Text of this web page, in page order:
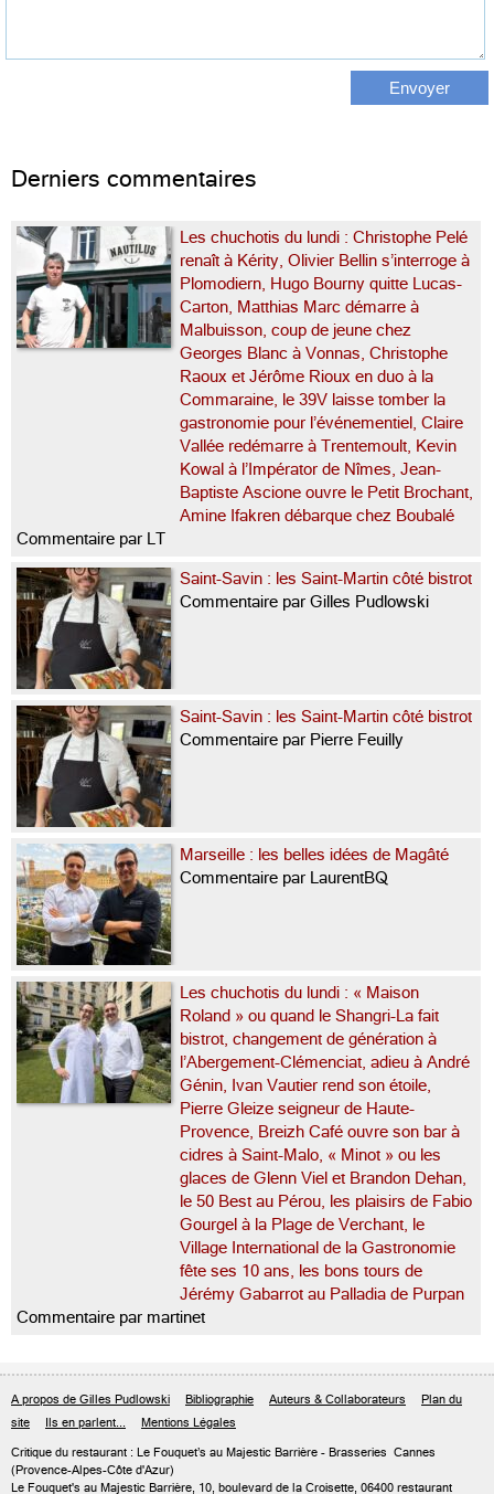
Derniers commentaires
Les chuchotis du lundi : Christophe Pelé
renaît à Kérity, Olivier Bellin s’interroge à
Plomodiern, Hugo Bourny quitte Lucas-
Carton, Matthias Marc démarre à
Malbuisson, coup de jeune chez
Georges Blanc à Vonnas, Christophe
Raoux et Jérôme Rioux en duo à la
Commaraine, le 39V laisse tomber la
gastronomie pour l’événementiel, Claire
Vallée redémarre à Trentemoult, Kevin
Kowal à l’Impérator de Nîmes, Jean-
Baptiste Ascione ouvre le Petit Brochant,
Amine Ifakren débarque chez Boubalé
Commentaire par LT
Saint-Savin : les Saint-Martin côté bistrot
Commentaire par Gilles Pudlowski
Saint-Savin : les Saint-Martin côté bistrot
Commentaire par Pierre Feuilly
Marseille : les belles idées de Magâté
Commentaire par LaurentBQ
Les chuchotis du lundi : « Maison
Roland » ou quand le Shangri-La fait
bistrot, changement de génération à
l’Abergement-Clémenciat, adieu à André
Génin, Ivan Vautier rend son étoile,
Pierre Gleize seigneur de Haute-
Provence, Breizh Café ouvre son bar à
cidres à Saint-Malo, « Minot » ou les
glaces de Glenn Viel et Brandon Dehan,
le 50 Best au Pérou, les plaisirs de Fabio
Gourgel à la Plage de Verchant, le
Village International de la Gastronomie
fête ses 10 ans, les bons tours de
Jérémy Gabarrot au Palladia de Purpan
Commentaire par martinet
A propos de Gilles Pudlowski Bibliographie Auteurs & Collaborateurs
Plan du
site
Ils en parlent... Mentions Légales
Critique du restaurant : Le Fouquet’s au Majestic Barrière - Brasseries Cannes
(Provence-Alpes-Côte d'Azur)
Le Fouquet's au Majestic Barrière, 10, boulevard de la Croisette, 06400 restaurant